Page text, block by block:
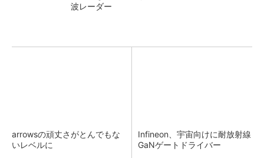
波レーダー
arrowsの頑丈さがとんでもな
いレベルに
Infineon、宇宙向けに耐放射線
GaNゲートドライバー